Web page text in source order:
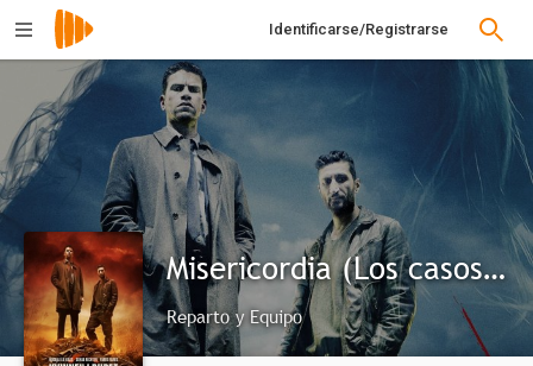
Identificarse/Registrarse
Misericordia (Los casos del Departamento Q)
Reparto y Equipo